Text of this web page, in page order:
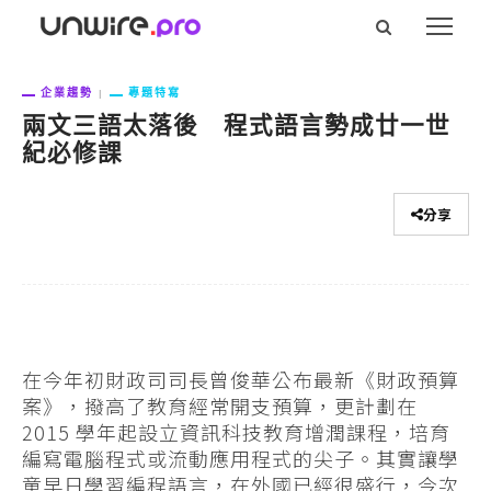
企業趨勢 專題特寫
兩文三語太落後 程式語言勢成廿一世
紀必修課
分享
在今年初財政司司長曾俊華公布最新《財政預算
案》，撥高了教育經常開支預算，更計劃在
2015 學年起設立資訊科技教育增潤課程，培育
編寫電腦程式或流動應用程式的尖子。其實讓學
童早日學習編程語言，在外國已經很盛行，今次